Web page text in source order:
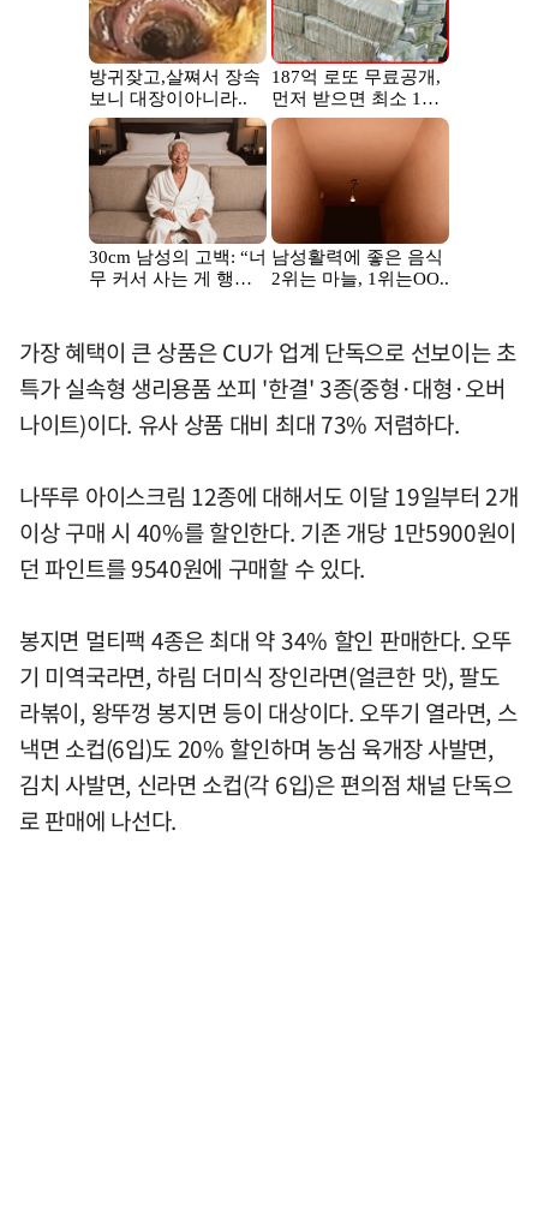
가장 혜택이 큰 상품은 CU가 업계 단독으로 선보이는 초
특가 실속형 생리용품 쏘피 '한결' 3종(중형·대형·오버
나이트)이다. 유사 상품 대비 최대 73% 저렴하다.
나뚜루 아이스크림 12종에 대해서도 이달 19일부터 2개
이상 구매 시 40%를 할인한다. 기존 개당 1만5900원이
던 파인트를 9540원에 구매할 수 있다.
봉지면 멀티팩 4종은 최대 약 34% 할인 판매한다. 오뚜
기 미역국라면, 하림 더미식 장인라면(얼큰한 맛), 팔도
라볶이, 왕뚜껑 봉지면 등이 대상이다. 오뚜기 열라면, 스
낵면 소컵(6입)도 20% 할인하며 농심 육개장 사발면,
김치 사발면, 신라면 소컵(각 6입)은 편의점 채널 단독으
로 판매에 나선다.